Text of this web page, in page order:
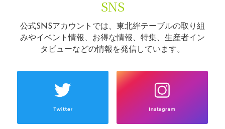
SNS
公式SNSアカウントでは、東北絆テーブルの取り組
みやイベント情報、お得な情報、特集、生産者イン
タビューなどの情報を発信しています。